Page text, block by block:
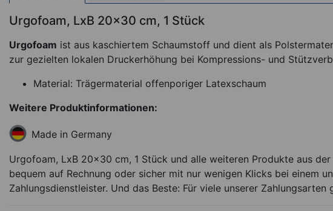
Urgofoam, LxB 20x30 cm, 1 Stück
Urgofoam ist aus kaschiertem Schaumstoff und dient als
zur gezielten lokalen Druckerhöhung bei Kompressions- und
Material: Trägermaterial offenporiger Latexschaum
Weitere Produktinformationen:
Made in Germany
Urgofoam, LxB 20x30 cm, 1 Stück und alle weiteren Produkte aus
bequem auf Rechnung oder sicher mit nur wenigen Klicks bei einem
Zahlungsdienstleister. Und das Beste: Für viele unserer